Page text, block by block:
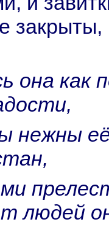
закрыты,
людей